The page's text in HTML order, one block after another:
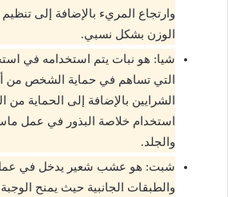
وارتجاع المريء بالإضافة إلى
الوزن بشكل نسبي.
شيا: هو نبات يتم استخدامه في
التي تساهم في حماية الشخص من
الشرايين بالإضافة إلى الحماية من
استخدام خلاصة البذور في عمل
والجلد.
شبت: هو عشب شعير يدخل في
والطبقات الجانبية حيث يمنح